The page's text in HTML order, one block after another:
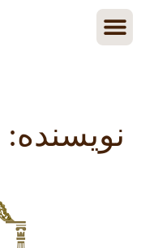
نویسنده: